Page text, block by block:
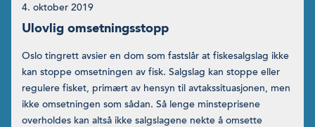
4. oktober 2019
Ulovlig omsetningsstopp
Oslo tingrett avsier en dom som fastslår at fiskesalgslag ikke
kan stoppe omsetningen av fisk. Salgslag kan stoppe eller
regu­lere fisket, primært av hensyn til avtakssituasjonen, men
ikke omsetningen som sådan. Så lenge minsteprisene
overholdes kan altså ikke salgslagene nekte å omsette